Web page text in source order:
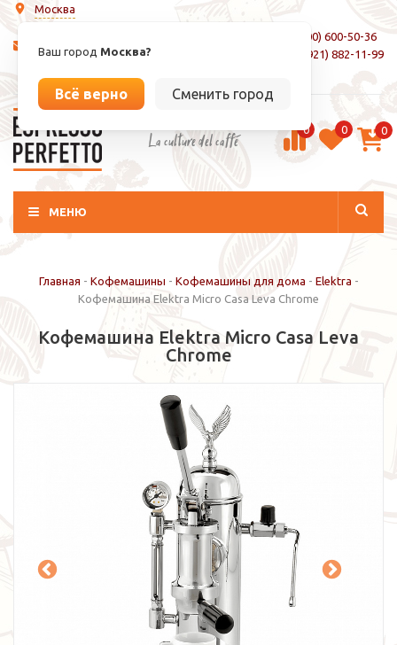
Москва
Ваш город Москва?
Всё верно Сменить город
info@espressoperfetto.ru
8 (800) 600-50-36
+7 (921) 882-11-99
La culture del caffé 0 0 0
МЕНЮ
Главная - Кофемашины - Кофемашины для дома - Elektra -
Кофемашина Elektra Micro Casa Leva Chrome
Кофемашина Elektra Micro Casa Leva
Chrome